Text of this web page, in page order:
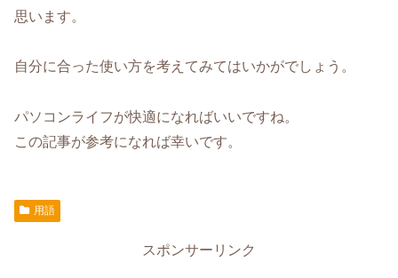
思います。
自分に合った使い方を考えてみてはいかがでしょう。
パソコンライフが快適になればいいですね。
この記事が参考になれば幸いです。
用語
スポンサーリンク